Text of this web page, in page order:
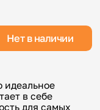
Нет в наличии
идеальное
в себе
для самых